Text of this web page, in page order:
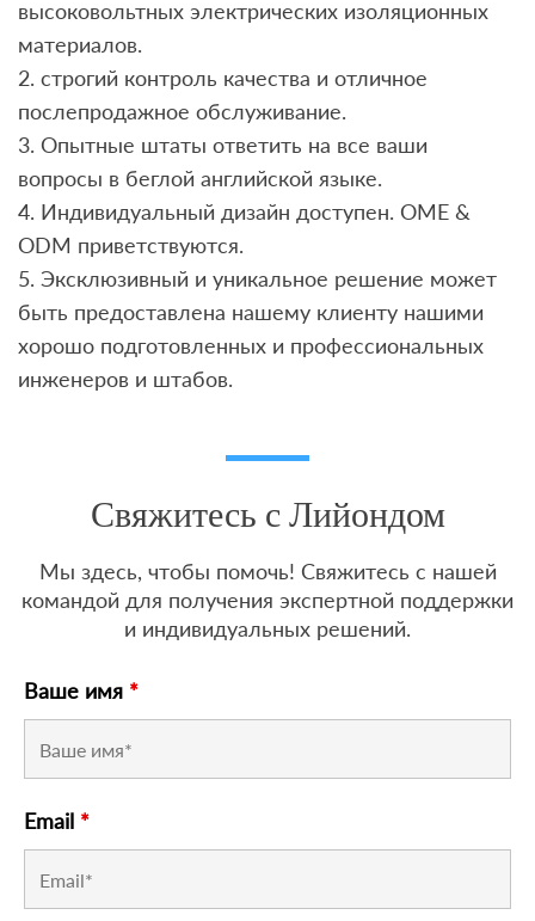
высоковольтных электрических изоляционных
материалов.
2. строгий контроль качества и отличное
послепродажное обслуживание.
3. Опытные штаты ответить на все ваши
вопросы в беглой английской языке.
4. Индивидуальный дизайн доступен. OME &
ODM приветствуются.
5. Эксклюзивный и уникальное решение может
быть предоставлена ​​нашему клиенту нашими
хорошо подготовленных и профессиональных
инженеров и штабов.
Свяжитесь с Лийондом
Мы здесь, чтобы помочь! Свяжитесь с нашей
командой для получения экспертной поддержки
и индивидуальных решений.
Ваше имя *
Email *